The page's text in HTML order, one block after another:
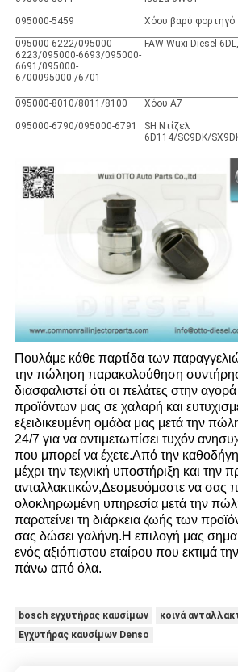
095000-5459
Χόου βαρύ φορτηγό
095000-6222/095000-
6223/095000-6693/095000-
6691/095000-
6700095000-/6701
FAW Wuxi Diesel
095000-8010/8011/8100 Χόου Α7
095000-6790/095000-6791
SH Ντίζελ
6D114/SC9DK/
Πουλάμε κάθε παρτίδα των
την πώληση παρακολούθηση
διασφαλιστεί ότι οι πελάτες στην
προϊόντων μας σε χαλαρή και
εξειδικευμένη ομάδα μας μετά την
24/7 για να αντιμετωπίσει τυχόν
που μπορεί να έχετε.Από την
μέχρι την τεχνική υποστήριξη και την
ανταλλακτικών,Δεσμευόμαστε να σας
ολοκληρωμένη υπηρεσία μετά την
παρατείνει τη διάρκεια ζωής των
σας δώσει γαλήνη.Η επιλογή μας
ενός αξιόπιστου εταίρου που εκτιμά
πάνω από όλα.
bosch εγχυτήρας καυσίμων
κοινά
Εγχυτήρας καυσίμων Denso